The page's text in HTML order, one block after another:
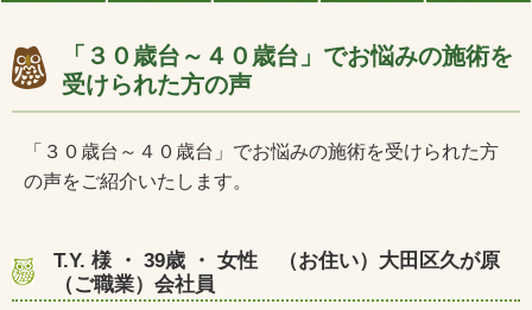
「３０歳台～４０歳台」でお悩みの施術を
受けられた方の声
「３０歳台～４０歳台」でお悩みの施術を受けられた方
の声をご紹介いたします。
T.Y. 様 ・ 39歳 ・ 女性 （お住い）大田区久が原
（ご職業）会社員